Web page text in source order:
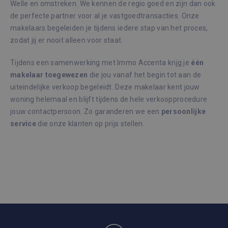
Welle en omstreken. We kennen de regio goed en zijn dan ook
de perfecte partner voor al je vastgoedtransacties. Onze
makelaars begeleiden je tijdens iedere stap van het proces,
zodat jij er nooit alleen voor staat.
Tijdens een samenwerking met Immo Accenta krijg je één
makelaar toegewezen die jou vanaf het begin tot aan de
uiteindelijke verkoop begeleidt. Deze makelaar kent jouw
woning helemaal en blijft tijdens de hele verkoopprocedure
jouw contactpersoon. Zo garanderen we een persoonlijke
servicedie onze klanten op prijs stellen.
_GRECAPTCHA
Google LLC
www.google.com
6 maanden
CookieScriptConsent
immoaccenta.be